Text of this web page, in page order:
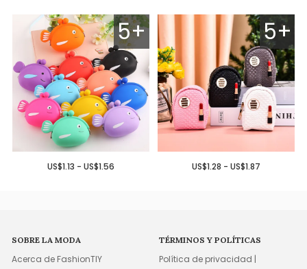
5+
US$1.13 - US$1.56
5+
US$1.28 - US$1.87
SOBRE LA MODA
Acerca de FashionTIY
TÉRMINOS Y POLÍTICAS
Política de privacidad |